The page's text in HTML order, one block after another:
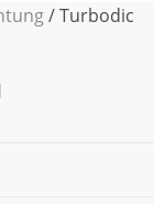
/ Turbodic